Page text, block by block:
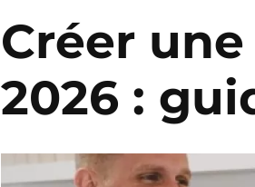
Créer
2026 :